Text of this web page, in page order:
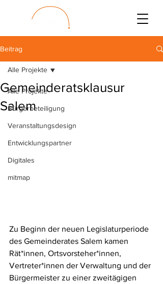
Beitrag
Alle Projekte
Bürgerbeteiligung
Veranstaltungsdesign
Entwicklungspartner
Digitales
mitmap
Alle Projekte
Gemeinderatsklausur
Salem
Zu Beginn der neuen Legislaturperiode
des Gemeinderates Salem kamen
Rät*innen, Ortsvorsteher*innen,
Vertreter*innen der Verwaltung und der
Bürgermeister zu einer zweitägigen